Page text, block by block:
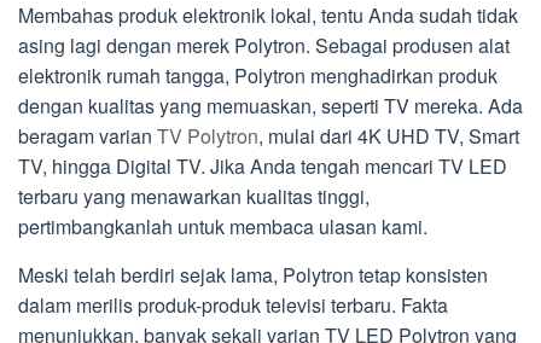
Membahas produk elektronik lokal, tentu Anda sudah tidak
asing lagi dengan merek Polytron. Sebagai produsen alat
elektronik rumah tangga, Polytron menghadirkan produk
dengan kualitas yang memuaskan, seperti TV mereka. Ada
beragam varian TV Polytron, mulai dari 4K UHD TV, Smart
TV, hingga Digital TV. Jika Anda tengah mencari TV LED
terbaru yang menawarkan kualitas tinggi,
pertimbangkanlah untuk membaca ulasan kami.
Meski telah berdiri sejak lama, Polytron tetap konsisten
dalam merilis produk-produk televisi terbaru. Fakta
menunjukkan, banyak sekali varian TV LED Polytron yang